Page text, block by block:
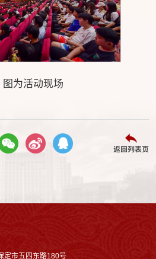
图为活动现场
返回列表页
定市五四东路180号